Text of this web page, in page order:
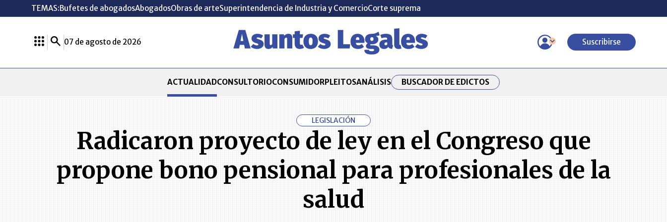
TEMAS:Bufetes de abogadosAbogadosObras de arteSuperintendencia de Industria y ComercioCorte suprema
07 de agosto de 2026 Suscribirse
ACTUALIDADCONSULTORIOCONSUMIDORPLEITOSANÁLISIS BUSCADOR DE EDICTOS
LEGISLACIÓN
Radicaron proyecto de ley en el Congreso que
propone bono pensional para profesionales de la
salud